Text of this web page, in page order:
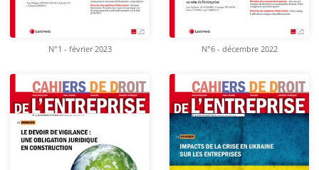
N°1 - février 2023 N°6 - décembre 2022